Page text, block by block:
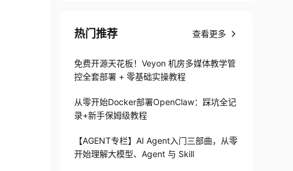
热门推荐 查看更多
免费开源天花板！Veyon 机房多媒体教学管
控全套部署 + 零基础实操教程
从零开始Docker部署OpenClaw：踩坑全记
录+新手保姆级教程
【AGENT专栏】AI Agent入门三部曲，从零
开始理解大模型、Agent 与 Skill